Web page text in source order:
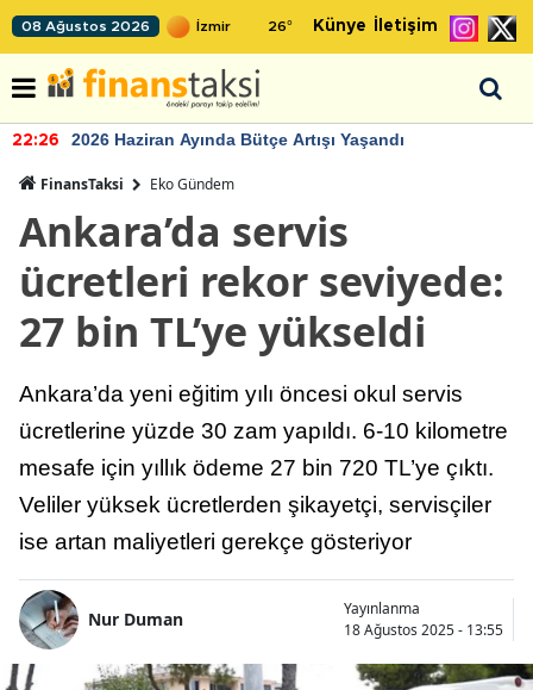
08 Ağustos 2026 26° Künye İletişim
22:26 2026 Haziran Ayında Bütçe Artışı Yaşandı
FinansTaksi Eko Gündem
Ankara’da servis
ücretleri rekor seviyede:
27 bin TL’ye yükseldi
Ankara’da yeni eğitim yılı öncesi okul servis
ücretlerine yüzde 30 zam yapıldı. 6-10 kilometre
mesafe için yıllık ödeme 27 bin 720 TL’ye çıktı.
Veliler yüksek ücretlerden şikayetçi, servisçiler
ise artan maliyetleri gerekçe gösteriyor
Nur Duman
Yayınlanma
18 Ağustos 2025 - 13:55